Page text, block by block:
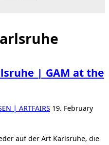
| GAM at the
| ARTFAIRSPosted
19. February
auf der Art Karlsruhe, die